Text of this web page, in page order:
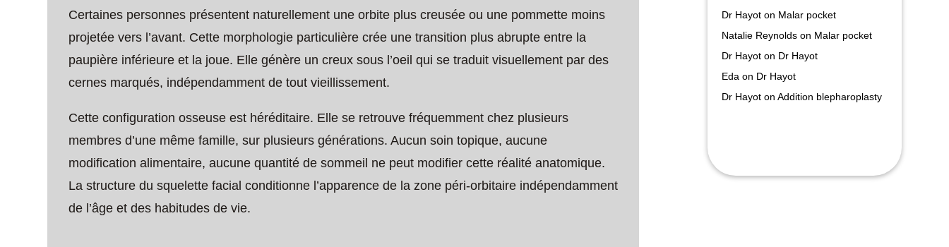
Certaines personnes présentent naturellement une orbite plus creusée ou une pommette moins
projetée vers l’avant. Cette morphologie particulière crée une transition plus abrupte entre la
paupière inférieure et la joue. Elle génère un creux sous l’oeil qui se traduit visuellement par des
cernes marqués, indépendamment de tout vieillissement.
Cette configuration osseuse est héréditaire. Elle se retrouve fréquemment chez plusieurs
membres d’une même famille, sur plusieurs générations. Aucun soin topique, aucune
modification alimentaire, aucune quantité de sommeil ne peut modifier cette réalité anatomique.
La structure du squelette facial conditionne l’apparence de la zone péri-orbitaire indépendamment
de l’âge et des habitudes de vie.
Dr Hayoton Malar pocket
Natalie Reynoldson Malar pocket
Dr Hayoton Dr Hayot
Eda on Dr Hayot
Dr Hayoton Addition blepharoplasty